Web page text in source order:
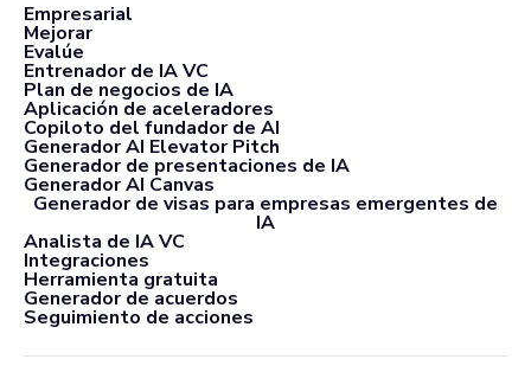
Empresarial
Mejorar
Evalúe
Entrenador de IA VC
Plan de negocios de IA
Aplicación de aceleradores
Copiloto del fundador de AI
Generador AI Elevator Pitch
Generador de presentaciones de IA
Generador AI Canvas
Generador de visas para empresas emergentes de
IA
Analista de IA VC
Integraciones
Herramienta gratuita
Generador de acuerdos
Seguimiento de acciones